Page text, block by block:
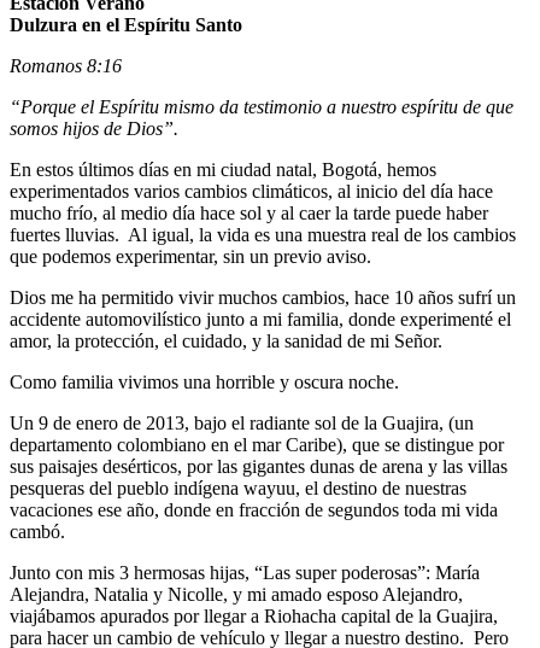
Dulzura en el Espíritu Santo
Romanos 8:16
“Porque el Espíritu mismo da testimonio a nuestro espíritu de que
somos hijos de Dios”.
En estos últimos días en mi ciudad natal, Bogotá, hemos
experimentados varios cambios climáticos, al inicio del día hace
mucho frío, al medio día hace sol y al caer la tarde puede haber
fuertes lluvias. Al igual, la vida es una muestra real de los cambios
que podemos experimentar, sin un previo aviso.
Dios me ha permitido vivir muchos cambios, hace 10 años sufrí un
accidente automovilístico junto a mi familia, donde experimenté el
amor, la protección, el cuidado, y la sanidad de mi Señor.
Como familia vivimos una horrible y oscura noche.
Un 9 de enero de 2013, bajo el radiante sol de la Guajira, (un
departamento colombiano en el mar Caribe), que se distingue por
sus paisajes desérticos, por las gigantes dunas de arena y las villas
pesqueras del pueblo indígena wayuu, el destino de nuestras
vacaciones ese año, donde en fracción de segundos toda mi vida
cambó.
Junto con mis 3 hermosas hijas, “Las super poderosas”: María
Alejandra, Natalia y Nicolle, y mi amado esposo Alejandro,
viajábamos apurados por llegar a Riohacha capital de la Guajira,
para hacer un cambio de vehículo y llegar a nuestro destino. Pero